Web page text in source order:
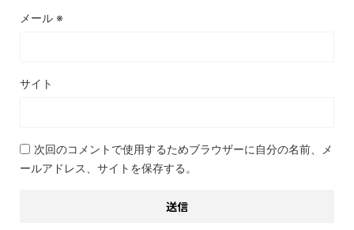
メール ※
サイト
次回のコメントで使用するためブラウザーに自分の名前、メ
ールアドレス、サイトを保存する。